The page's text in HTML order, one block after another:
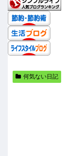
何気ない日記